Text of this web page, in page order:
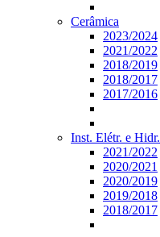
Cerâmica
2023/2024
2021/2022
2018/2019
2018/2017
2017/2016
Inst. Elétr. e Hidr.
2021/2022
2020/2021
2020/2019
2019/2018
2018/2017